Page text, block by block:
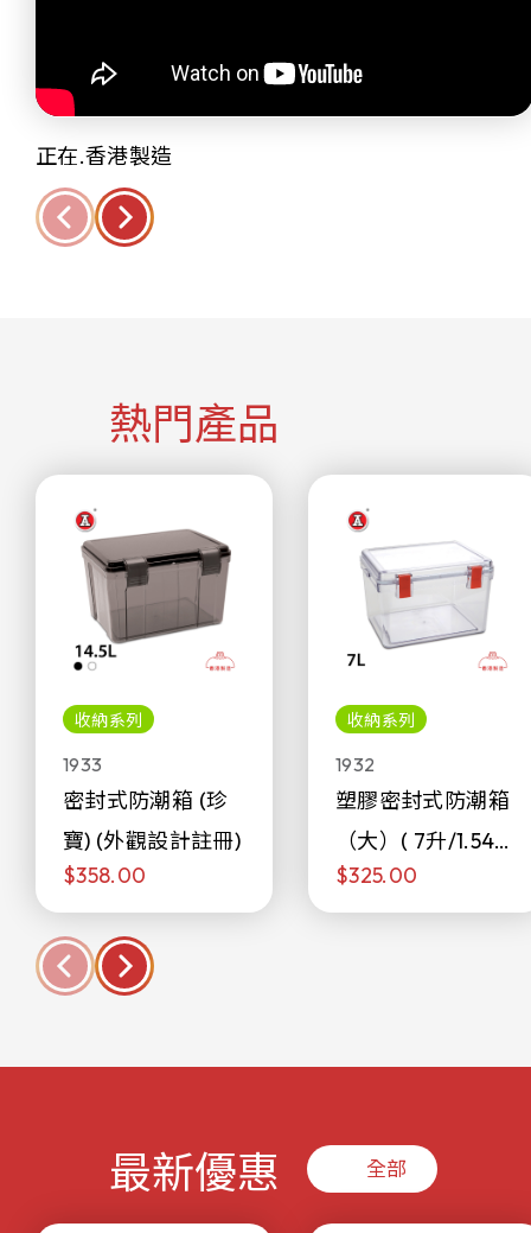
正在.香港製造
熱門產品
收納系列
1933
密封式防潮箱 (珍
寶) (外觀設計註冊)
$358.00
收納系列
1932
塑膠密封式防潮箱
（大）( 7升/1.54加
侖)
$325.00
最新優惠 全部